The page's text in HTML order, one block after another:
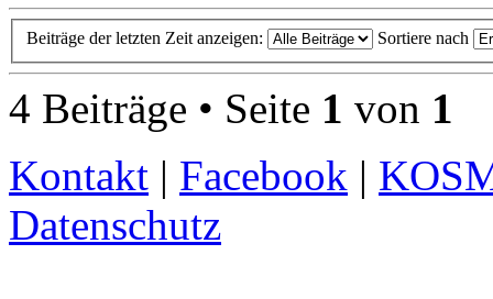
Beiträge der letzten Zeit anzeigen: Sortiere nach
4 Beiträge • Seite 1 von 1
Kontakt | Facebook |
Datenschutz